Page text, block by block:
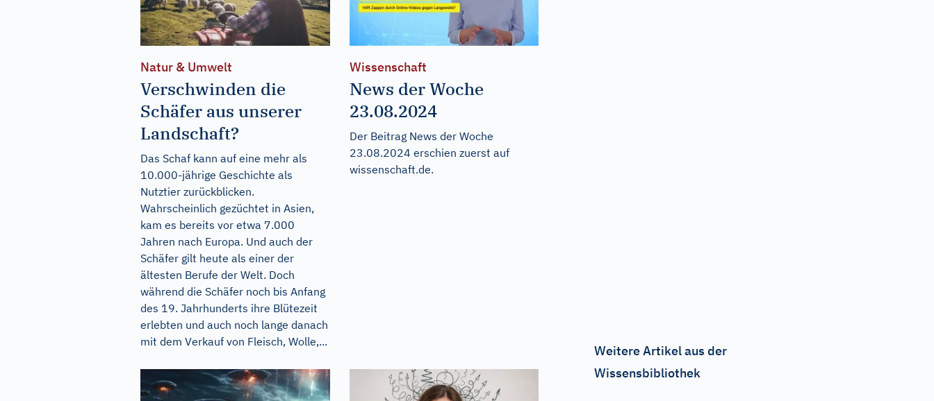
Natur & Umwelt
Verschwinden die
Schäfer aus unserer
Landschaft?
Das Schaf kann auf eine mehr als
10.000-jährige Geschichte als
Nutztier zurückblicken.
Wahrscheinlich gezüchtet in Asien,
kam es bereits vor etwa 7.000
Jahren nach Europa. Und auch der
Schäfer gilt heute als einer der
ältesten Berufe der Welt. Doch
während die Schäfer noch bis Anfang
des 19. Jahrhunderts ihre Blütezeit
erlebten und auch noch lange danach
mit dem Verkauf von Fleisch, Wolle,...
Wissenschaft
News der Woche
23.08.2024
Der Beitrag News der Woche
23.08.2024 erschien zuerst auf
wissenschaft.de.
Weitere Artikel aus der
Wissensbibliothek